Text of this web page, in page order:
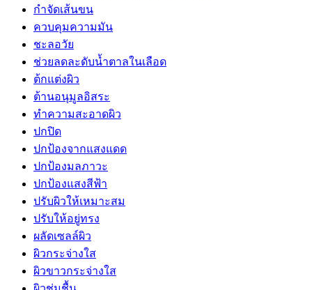
กำจัดเส้นขน
ควบคุมความมัน
ชะลอวัย
ช่วยลดละดับน้ำตาลในเลือด
ต้กแต่งผิว
ต้านอนุมูลอิสระ
ทำความสะอาดผิว
ปกปิด
ปกป้องจากแสงแดด
ปกป้องมลภาวะ
ปกป้องแสงสีฟ้า
ปรับผิวให้เหมาะสม
ปรับให้อยู่ทรง
ผลัดเซลล์ผิว
ผิวกระจ่างใส
ผิวขาวกระจ่างใส